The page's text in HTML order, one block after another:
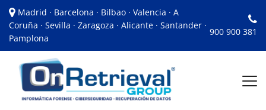
Madrid · Barcelona · Bilbao · Valencia · A
Coruña · Sevilla · Zaragoza · Alicante · Santander ·
Pamplona
900 900 381